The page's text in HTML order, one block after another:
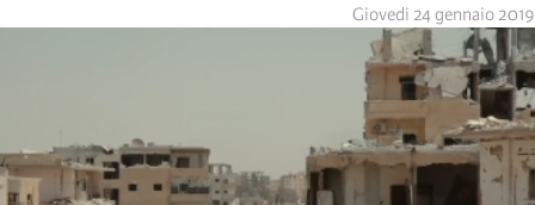
Giovedi 24 gennaio 2019